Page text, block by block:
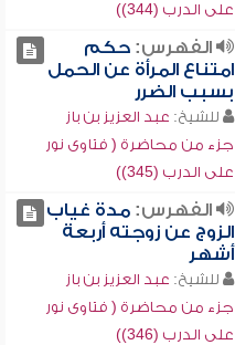
على الدرب (344))
الفهرس:حكم
امتناع المرأة عن الحمل
بسبب الضرر
للشيخ: عبد العزيز بن باز
جزء من محاضرة ( فتاوى نور
على الدرب (345))
الفهرس:مدة غياب
الزوج عن زوجته أربعة
أشهر
للشيخ: عبد العزيز بن باز
جزء من محاضرة ( فتاوى نور
على الدرب (346))